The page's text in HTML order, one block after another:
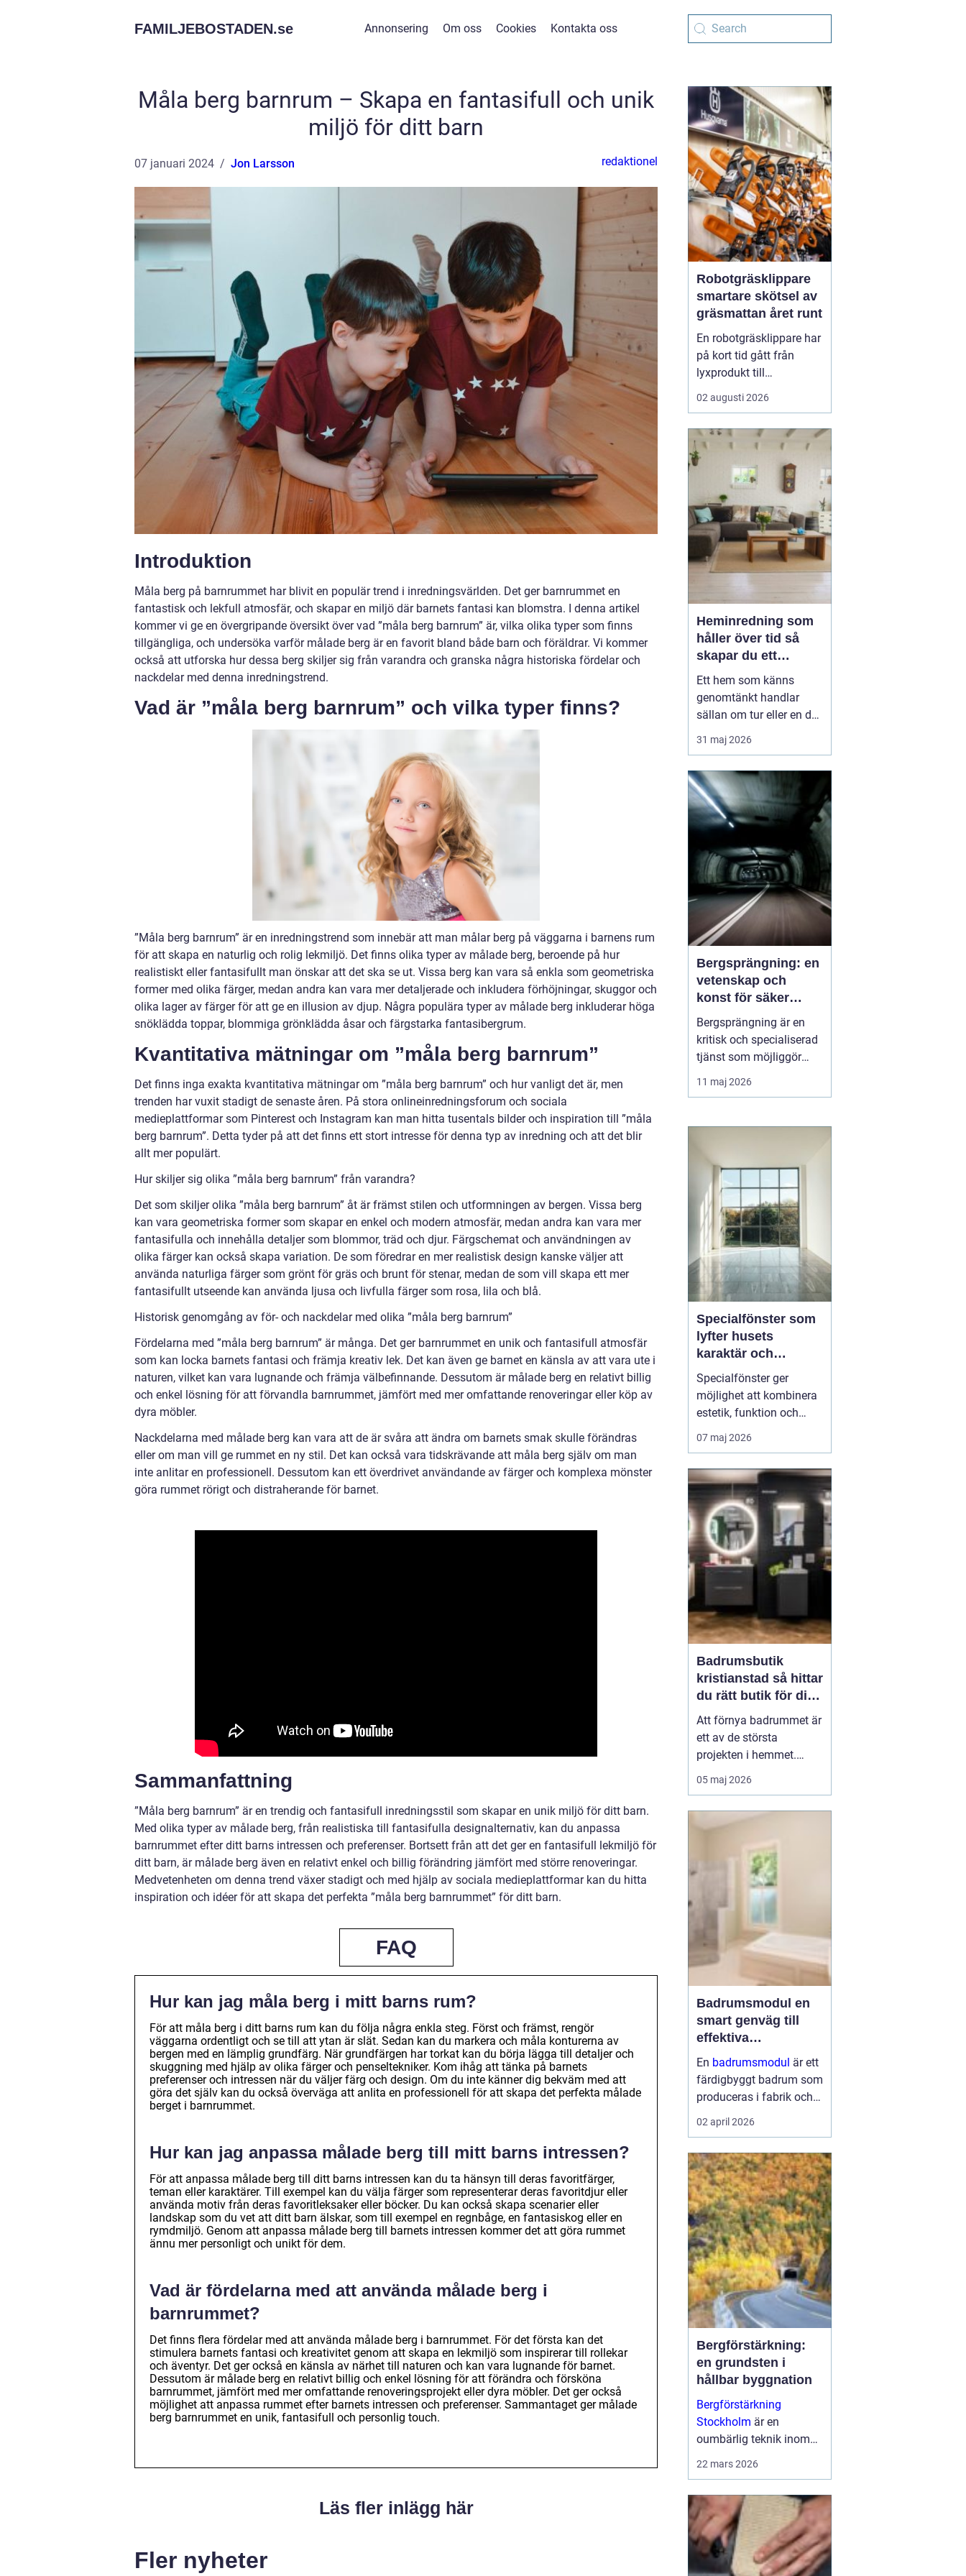
FAMILJEBOSTADEN.se Annonsering Om oss Cookies Kontakta oss
Måla berg barnrum – Skapa en fantasifull och unik
miljö för ditt barn
07 januari 2024 Jon Larsson redaktionel
Introduktion
Måla berg på barnrummet har blivit en populär trend i inredningsvärlden. Det ger barnrummet en
fantastisk och lekfull atmosfär, och skapar en miljö där barnets fantasi kan blomstra. I denna artikel
kommer vi ge en övergripande översikt över vad ”måla berg barnrum” är, vilka olika typer som finns
tillgängliga, och undersöka varför målade berg är en favorit bland både barn och föräldrar. Vi kommer
också att utforska hur dessa berg skiljer sig från varandra och granska några historiska fördelar och
nackdelar med denna inredningstrend.
Vad är ”måla berg barnrum” och vilka typer finns?
”Måla berg barnrum” är en inredningstrend som innebär att man målar berg på väggarna i barnens rum
för att skapa en naturlig och rolig lekmiljö. Det finns olika typer av målade berg, beroende på hur
realistiskt eller fantasifullt man önskar att det ska se ut. Vissa berg kan vara så enkla som geometriska
former med olika färger, medan andra kan vara mer detaljerade och inkludera förhöjningar, skuggor och
olika lager av färger för att ge en illusion av djup. Några populära typer av målade berg inkluderar höga
snöklädda toppar, blommiga grönklädda åsar och färgstarka fantasibergrum.
Kvantitativa mätningar om ”måla berg barnrum”
Det finns inga exakta kvantitativa mätningar om ”måla berg barnrum” och hur vanligt det är, men
trenden har vuxit stadigt de senaste åren. På stora onlineinredningsforum och sociala
medieplattformar som Pinterest och Instagram kan man hitta tusentals bilder och inspiration till ”måla
berg barnrum”. Detta tyder på att det finns ett stort intresse för denna typ av inredning och att det blir
allt mer populärt.
Hur skiljer sig olika ”måla berg barnrum” från varandra?
Det som skiljer olika ”måla berg barnrum” åt är främst stilen och utformningen av bergen. Vissa berg
kan vara geometriska former som skapar en enkel och modern atmosfär, medan andra kan vara mer
fantasifulla och innehålla detaljer som blommor, träd och djur. Färgschemat och användningen av
olika färger kan också skapa variation. De som föredrar en mer realistisk design kanske väljer att
använda naturliga färger som grönt för gräs och brunt för stenar, medan de som vill skapa ett mer
fantasifullt utseende kan använda ljusa och livfulla färger som rosa, lila och blå.
Historisk genomgång av för- och nackdelar med olika ”måla berg barnrum”
Fördelarna med ”måla berg barnrum” är många. Det ger barnrummet en unik och fantasifull atmosfär
som kan locka barnets fantasi och främja kreativ lek. Det kan även ge barnet en känsla av att vara ute i
naturen, vilket kan vara lugnande och främja välbefinnande. Dessutom är målade berg en relativt billig
och enkel lösning för att förvandla barnrummet, jämfört med mer omfattande renoveringar eller köp av
dyra möbler.
Nackdelarna med målade berg kan vara att de är svåra att ändra om barnets smak skulle förändras
eller om man vill ge rummet en ny stil. Det kan också vara tidskrävande att måla berg själv om man
inte anlitar en professionell. Dessutom kan ett överdrivet användande av färger och komplexa mönster
göra rummet rörigt och distraherande för barnet.
Sammanfattning
”Måla berg barnrum” är en trendig och fantasifull inredningsstil som skapar en unik miljö för ditt barn.
Med olika typer av målade berg, från realistiska till fantasifulla designalternativ, kan du anpassa
barnrummet efter ditt barns intressen och preferenser. Bortsett från att det ger en fantasifull lekmiljö för
ditt barn, är målade berg även en relativt enkel och billig förändring jämfört med större renoveringar.
Medvetenheten om denna trend växer stadigt och med hjälp av sociala medieplattformar kan du hitta
inspiration och idéer för att skapa det perfekta ”måla berg barnrummet” för ditt barn.
FAQ
Hur kan jag måla berg i mitt barns rum?
För att måla berg i ditt barns rum kan du följa några enkla steg. Först och främst, rengör
väggarna ordentligt och se till att ytan är slät. Sedan kan du markera och måla konturerna av
bergen med en lämplig grundfärg. När grundfärgen har torkat kan du börja lägga till detaljer och
skuggning med hjälp av olika färger och penseltekniker. Kom ihåg att tänka på barnets
preferenser och intressen när du väljer färg och design. Om du inte känner dig bekväm med att
göra det själv kan du också överväga att anlita en professionell för att skapa det perfekta målade
berget i barnrummet.
Hur kan jag anpassa målade berg till mitt barns intressen?
För att anpassa målade berg till ditt barns intressen kan du ta hänsyn till deras favoritfärger,
teman eller karaktärer. Till exempel kan du välja färger som representerar deras favoritdjur eller
använda motiv från deras favoritleksaker eller böcker. Du kan också skapa scenarier eller
landskap som du vet att ditt barn älskar, som till exempel en regnbåge, en fantasiskog eller en
rymdmiljö. Genom att anpassa målade berg till barnets intressen kommer det att göra rummet
ännu mer personligt och unikt för dem.
Vad är fördelarna med att använda målade berg i
barnrummet?
Det finns flera fördelar med att använda målade berg i barnrummet. För det första kan det
stimulera barnets fantasi och kreativitet genom att skapa en lekmiljö som inspirerar till rollekar
och äventyr. Det ger också en känsla av närhet till naturen och kan vara lugnande för barnet.
Dessutom är målade berg en relativt billig och enkel lösning för att förändra och försköna
barnrummet, jämfört med mer omfattande renoveringsprojekt eller dyra möbler. Det ger också
möjlighet att anpassa rummet efter barnets intressen och preferenser. Sammantaget ger målade
berg barnrummet en unik, fantasifull och personlig touch.
Läs fler inlägg här
Fler nyheter
Robotgräsklippare
smartare skötsel av
gräsmattan året runt
En robotgräsklippare har
på kort tid gått från
lyxprodukt till
vardagsverktyg i många
trädgårdar. Allt fler ser
klipper gräset själv, ofta
och tyst, medan resten
av dagen kan ägnas åt
annat. För många
handlar valet inte bara
om...
02 augusti 2026
Heminredning som
håller över tid så
skapar du ett
medvetet hem
Ett hem som känns
genomtänkt handlar
sällan om tur eller en dyr
soffgrupp. Det handlar
om att förstå
detaljer och låta varje
rum få en tydlig roll. När
färger, textilier, ljus och...
31 maj 2026
Bergsprängning: en
vetenskap och
konst för säker
konstruktion i
stockholm
Bergsprängning är en
kritisk och specialiserad
tjänst som möjliggör
stadsutveckling och
infrastrukturella
använda kontrollerade
byggföretag skapa
utrymme för allt från ...
11 maj 2026
Specialfönster som
lyfter husets
karaktär och
komfort
Specialfönster ger
möjlighet att kombinera
estetik, funktion och
energieffektivitet på ett
sätt som
klarar. När gamla
hålmått, ovanliga former
eller kulturhistoriska krav
krockar med dagens
byggregler behövs
skräddarsydda lösni...
07 maj 2026
Badrumsbutik
kristianstad så hittar
du rätt butik för ditt
nya badrum
Att förnya badrummet är
ett av de största
projekten i hemmet.
Kostnaderna är ofta
höga, många beslut ska
hålla i många år. Många
badrumsbutik Kristia...
05 maj 2026
Badrumsmodul en
smart genväg till
effektiva
byggprojekt
En badrumsmodul är ett
färdigbyggt badrum som
produceras i fabrik och
levereras som en
komplett enhet till
Modulen lyfts på plats,
kopplas in mot husets
vatten, avlopp och el ...
02 april 2026
Bergförstärkning:
en grundsten i
hållbar byggnation
Bergförstärkning
Stockholm är en
oumbärlig teknik inom
22 mars 2026